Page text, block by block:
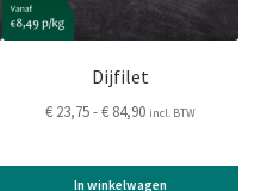
Dijfilet
€23,75-€84,90Prijsklasse:
€ 84,90
incl. BTW
In winkelwagen
gekozen
worden
productpagina